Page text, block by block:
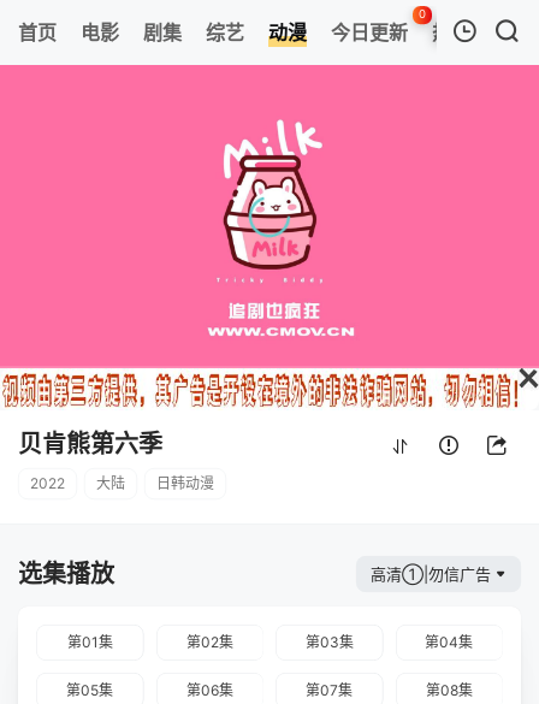
首页 电影 剧集 综艺 动漫 今日更新
0
热榜 APP
贝肯熊第六季
清空
贝肯熊第六季
2022 大陆 日韩动漫
选集播放 高清①|勿信广告
第01集 第02集 第03集 第04集
第05集 第06集 第07集 第08集